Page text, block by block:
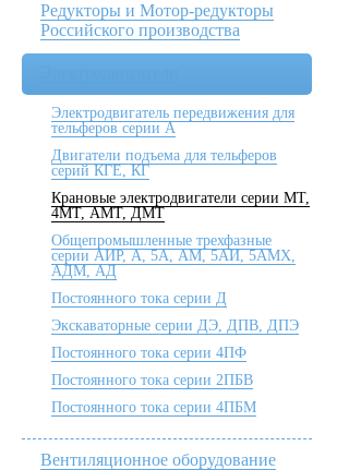
Редукторы и Мотор-редукторы
Российского производства
Электродвигатель передвижения для
тельферов серии А
Двигатели подъема для тельферов
серий КГЕ, КГ
Крановые электродвигатели серии МТ,
4МТ, АМТ, ДМТ
Общепромышленные трехфазные
серии АИР, А, 5А, АМ, 5АИ, 5АМХ,
АДМ, АД
Постоянного тока серии Д
Экскаваторные серии ДЭ, ДПВ, ДПЭ
Постоянного тока серии 4ПФ
Постоянного тока серии 2ПБВ
Постоянного тока серии 4ПБМ
Вентиляционное оборудование